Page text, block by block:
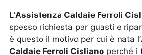
L’Assistenza Caldaie Ferroli
spesso richiesta per guasti e
è questo il motivo per cui è nata l’
Caldaie Ferroli Cisliano perché i